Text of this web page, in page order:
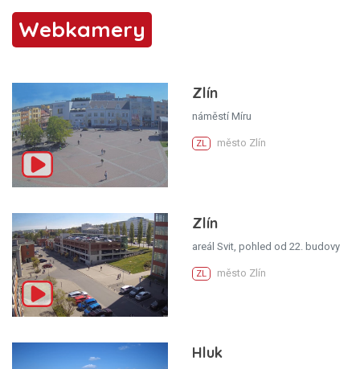
Webkamery
Zlín
náměstí Míru
ZL město Zlín
Zlín
areál Svit, pohled od 22. budovy
ZL město Zlín
Hluk